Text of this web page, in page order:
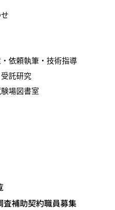
依頼執筆・技術指導
託研究
場図書室
査補助契約職員募集